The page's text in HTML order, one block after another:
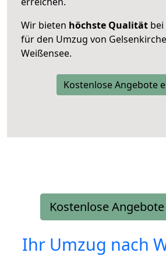
Wir bieten höchste Qualität
für den Umzug von
Weißensee.
Kostenlose Angebote
Kostenlose
Ihr Umzug nach